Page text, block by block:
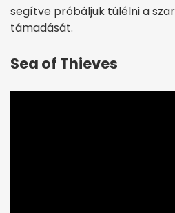
segítve próbáljuk túlélni a
támadását.
Sea of Thieves